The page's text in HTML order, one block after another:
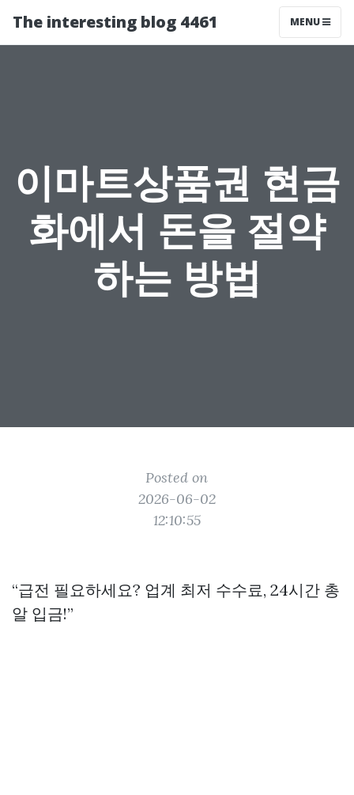
The interesting blog 4461 MENU
이마트상품권 현금
화에서 돈을 절약
하는 방법
Posted on
2026-06-02
12:10:55
“급전 필요하세요? 업계 최저 수수료, 24시간 총
알 입금!”